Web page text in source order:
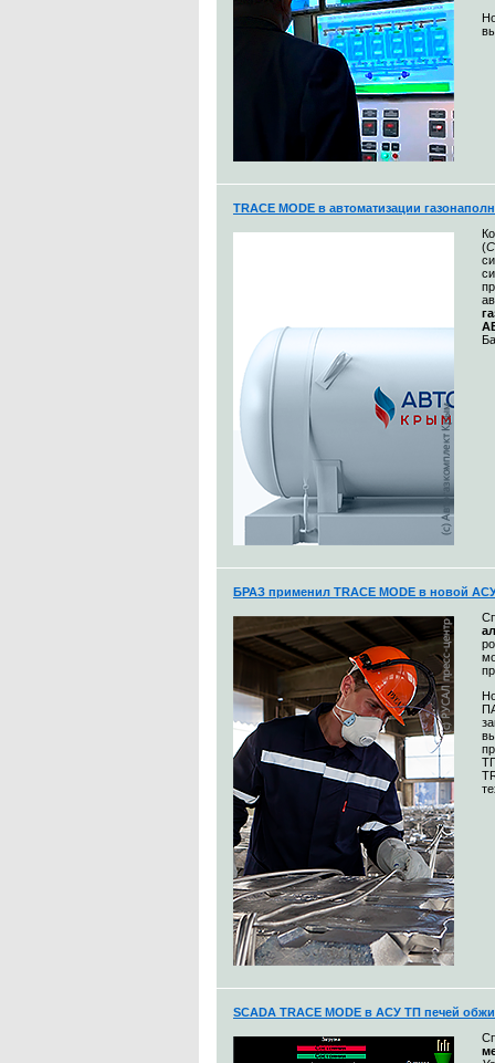
TRACE MODE в автоматизации
(
БРАЗ применил TRACE MODE в новой
SCADA TRACE MODE в АСУ ТП печей